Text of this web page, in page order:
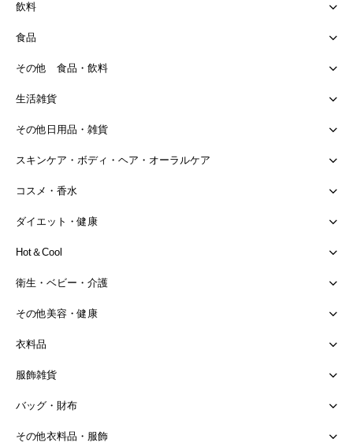
飲料
食品
その他 食品・飲料
生活雑貨
その他日用品・雑貨
スキンケア・ボディ・ヘア・オーラルケア
コスメ・香水
ダイエット・健康
Hot＆Cool
衛生・ベビー・介護
その他美容・健康
衣料品
服飾雑貨
バッグ・財布
その他衣料品・服飾